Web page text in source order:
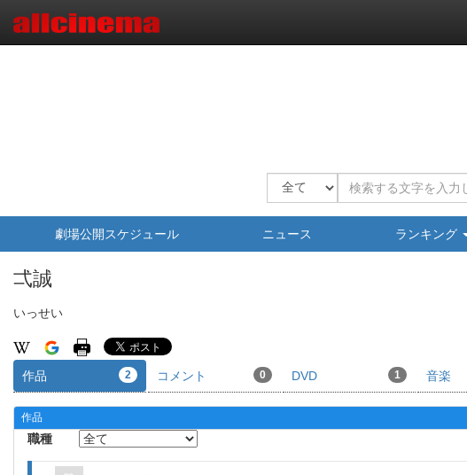
劇場公開スケジュール ニュース ランキング
弌誠
いっせい
作品 2 コメント 0 DVD 1 音楽
作品
職種